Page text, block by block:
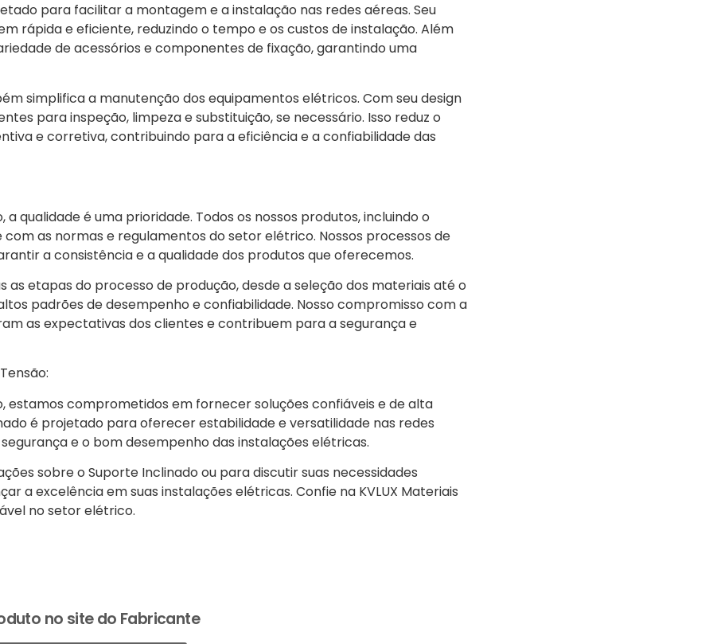
para facilitar a montagem e a instalação nas redes aéreas. Seu
rápida e eficiente, reduzindo o tempo e os custos de instalação. Além
de acessórios e componentes de fixação, garantindo uma
simplifica a manutenção dos equipamentos elétricos. Com seu design
para inspeção, limpeza e substituição, se necessário. Isso reduz o
e corretiva, contribuindo para a eficiência e a confiabilidade das
a qualidade é uma prioridade. Todos os nossos produtos, incluindo o
as normas e regulamentos do setor elétrico. Nossos processos de
a consistência e a qualidade dos produtos que oferecemos.
as etapas do processo de produção, desde a seleção dos materiais até o
padrões de desempenho e confiabilidade. Nosso compromisso com a
as expectativas dos clientes e contribuem para a segurança e
estamos comprometidos em fornecer soluções confiáveis e de alta
é projetado para oferecer estabilidade e versatilidade nas redes
e o bom desempenho das instalações elétricas.
sobre o Suporte Inclinado ou para discutir suas necessidades
a excelência em suas instalações elétricas. Confie na KVLUX Materiais
no setor elétrico.
no site do Fabricante